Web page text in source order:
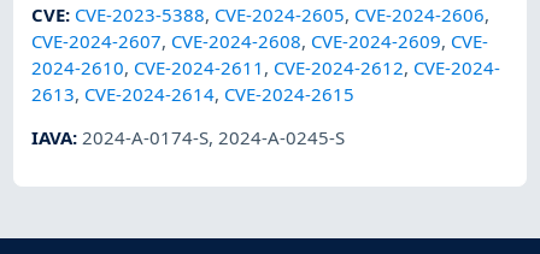
CVE: CVE-2023-5388, CVE-2024-2605, CVE-2024-2606,
CVE-2024-2607, CVE-2024-2608, CVE-2024-2609, CVE-
2024-2610, CVE-2024-2611 , CVE-2024-2612, CVE-2024-
2613, CVE-2024-2614, CVE-2024-2615
IAVA:2024-A-0174-S,2024-A-0245-S